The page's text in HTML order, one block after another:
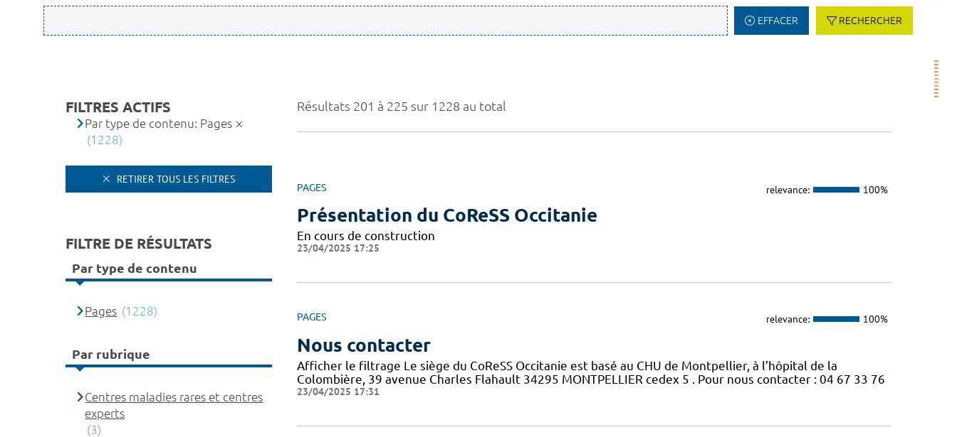
EFFACER RECHERCHER
Résultats 201 à 225 sur 1228 au total
PAGES relevance: 100%
Présentation du CoReSS Occitanie
En cours de construction
23/04/2025 17:25
PAGES relevance: 100%
Nous contacter
Afficher le filtrage Le siège du CoReSS Occitanie est basé au CHU de Montpellier, à l’hôpital de la
Colombière, 39 avenue Charles Flahault 34295 MONTPELLIER cedex 5 . Pour nous contacter : 04 67 33 76
23/04/2025 17:31
FILTRES ACTIFS
Par type de contenu: Pages
(1228)
RETIRER TOUS LES FILTRES
FILTRE DE RÉSULTATS
Par type de contenu
Pages (1228)
Par rubrique
Centres maladies rares et centres
experts
(3)